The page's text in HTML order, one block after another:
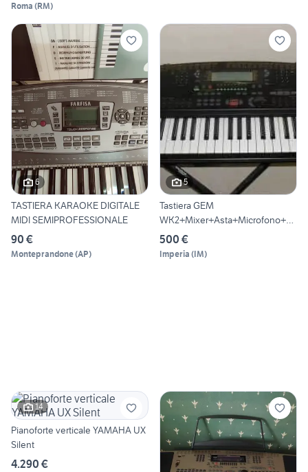
Roma (RM)
6
TASTIERA KARAOKE DIGITALE
MIDI SEMIPROFESSIONALE
90 €
Monteprandone(AP)
5
Tastiera GEM
WK2+Mixer+Asta+Microfono+Ca
vi+ Cassa.
500 €
Imperia (IM)
14
Pianoforte verticale YAMAHA UX
Silent
4.290 €